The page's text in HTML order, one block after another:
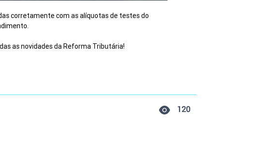
corretamente com as alíquotas de testes do
as novidades da Reforma Tributária!
120